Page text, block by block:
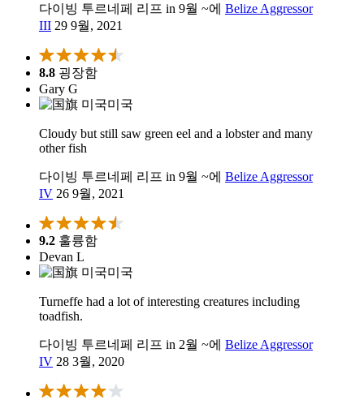
다이빙 투르네페 리프 in 9월 ~에 Belize Aggressor
III 29 9월, 2021
8.8 굉장함
Gary G
미국
Cloudy but still saw green eel and a lobster and many
other fish
다이빙 투르네페 리프 in 9월 ~에 Belize Aggressor
IV 26 9월, 2021
9.2 훌륭함
Devan L
미국
Turneffe had a lot of interesting creatures including
toadfish.
다이빙 투르네페 리프 in 2월 ~에 Belize Aggressor
IV 28 3월, 2020